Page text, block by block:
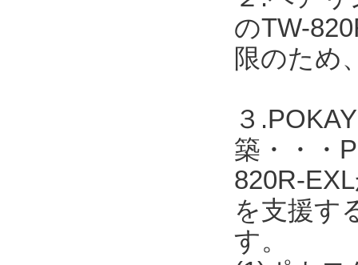
のTW-
限のため
３
築・・・
820R-
を支援す
す。